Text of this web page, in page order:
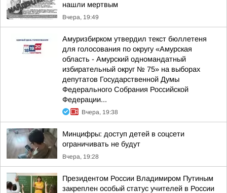
нашли мертвым
Вчера, 19:49
Амуризбирком утвердил текст бюллетеня
для голосования по округу «Амурская
область - Амурский одномандатный
избирательный округ № 75» на выборах
депутатов Государственной Думы
Федерального Собрания Российской
Федерации...
Вчера, 19:38
Минцифры: доступ детей в соцсети
ограничивать не будут
Вчера, 19:28
Президентом России Владимиром Путиным
закреплен особый статус учителей в России